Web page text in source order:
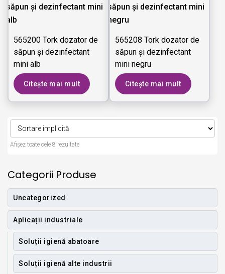
565200 Tork dozator de
săpun și dezinfectant
mini alb
Citește mai mult
565208 Tork dozator de
săpun și dezinfectant
mini negru
Citește mai mult
Afișez toate cele 8 rezultate
Categorii Produse
Uncategorized
Aplicații industriale
Soluții igienă abatoare
Soluții igienă alte industrii